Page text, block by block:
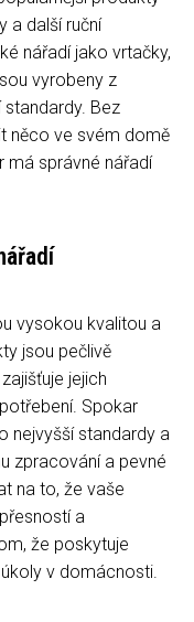
a další ruční
nářadí jako vrtačky,
vyrobeny z
standardy. Bez
něco ve svém domě
má správné nářadí
vysokou kvalitou a
jsou pečlivě
jejich
Spokar
nejvyšší standardy a
zpracování a pevné
na to, že vaše
a
že poskytuje
v domácnosti.